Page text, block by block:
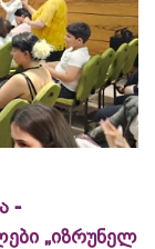
-
„იზრუნელ